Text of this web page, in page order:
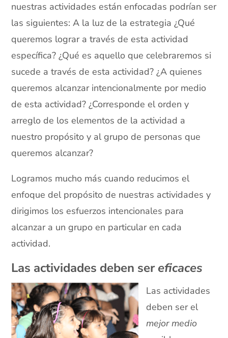
nuestras actividades están enfocadas podrían ser
las siguientes: A la luz de la estrategia ¿Qué
queremos lograr a través de esta actividad
específica? ¿Qué es aquello que celebraremos si
sucede a través de esta actividad? ¿A quienes
queremos alcanzar intencionalmente por medio
de esta actividad? ¿Corresponde el orden y
arreglo de los elementos de la actividad a
nuestro propósito y al grupo de personas que
queremos alcanzar?
Logramos mucho más cuando reducimos el
enfoque del propósito de nuestras actividades y
dirigimos los esfuerzos intencionales para
alcanzar a un grupo en particular en cada
actividad.
Las actividades deben sereficaces
Las actividades
deben ser el
mejor medio